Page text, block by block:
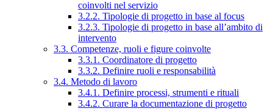
coinvolti nel servizio
3.2.2. Tipologie di progetto in base al focus
3.2.3. Tipologie di progetto in base all’ambito di
intervento
3.3. Competenze, ruoli e figure coinvolte
3.3.1. Coordinatore di progetto
3.3.2. Definire ruoli e responsabilità
3.4. Metodo di lavoro
3.4.1. Definire processi, strumenti e rituali
3.4.2. Curare la documentazione di progetto